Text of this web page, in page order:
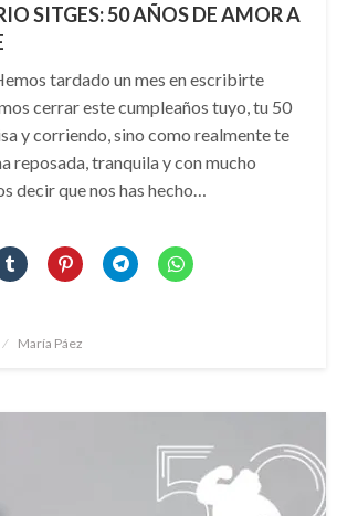
SITGES: 50 AÑOS DE AMOR A
tardado un mes en escribirte
cerrar este cumpleaños tuyo, tu 50
y corriendo, sino como realmente te
reposada, tranquila y con mucho
decir que nos has hecho…
María Páez